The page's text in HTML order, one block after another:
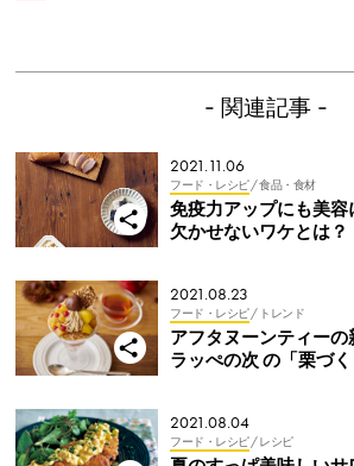
- 関連記事 -
2021.11.06
フード・レシピ/ 食品・食材
免疫力アップにも美
欠かせないワケとは？
2021.08.23
フード・レシピ/ トレンド
アフタヌーンティー
ラッぺの次 の「栗づ
2021.08.04
フード・レシピ/ レシピ